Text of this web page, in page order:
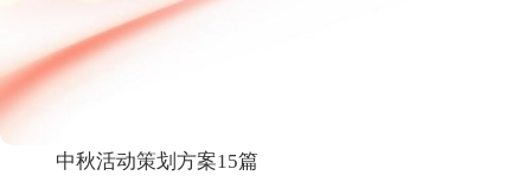
中秋活动策划方案15篇